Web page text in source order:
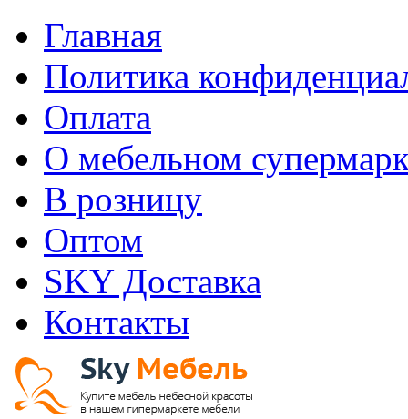
Главная
Политика
Оплата
О мебельном
В розницу
Оптом
SKY Доставка
Контакты